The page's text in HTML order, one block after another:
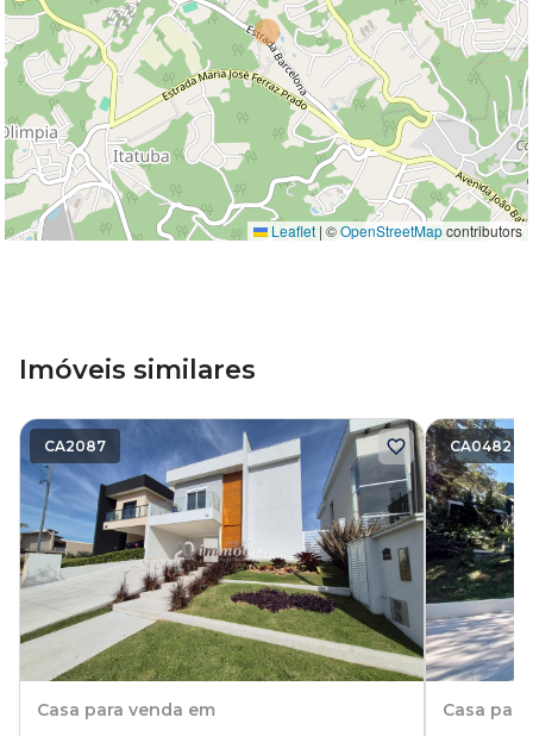
Leaflet | ©OpenStreetMapcontributors
Imóveis similares
CA2087
Casa para venda em
CA0482
Casa